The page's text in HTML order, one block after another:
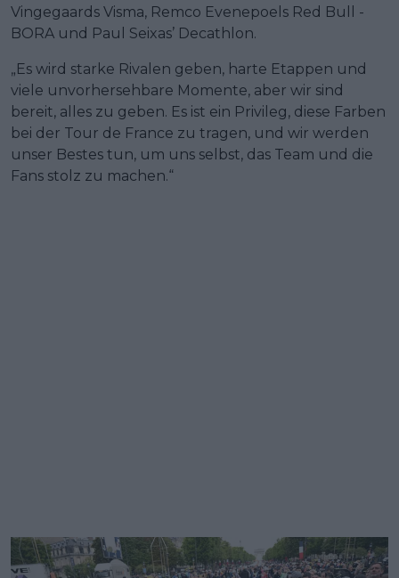
Vingegaards Visma, Remco Evenepoels Red Bull -
BORA und Paul Seixas’ Decathlon.
„Es wird starke Rivalen geben, harte Etappen und
viele unvorhersehbare Momente, aber wir sind
bereit, alles zu geben. Es ist ein Privileg, diese Farben
bei der Tour de France zu tragen, und wir werden
unser Bestes tun, um uns selbst, das Team und die
Fans stolz zu machen.“